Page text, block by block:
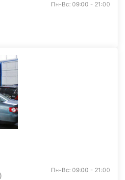
Пн-Вс: 09:00 - 21:00
Пн-Вс: 09:00 - 21:00